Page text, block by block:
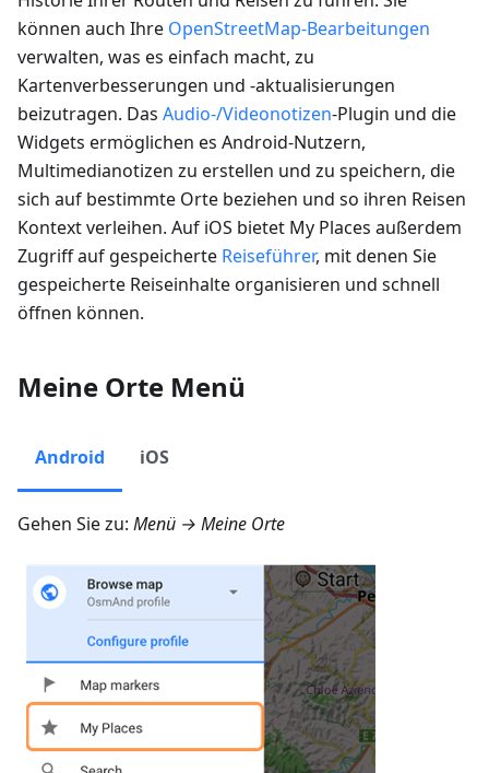
können auch Ihre OpenStreetMap-Bearbeitungen
verwalten, was es einfach macht, zu
Kartenverbesserungen und -aktualisierungen
beizutragen. Das Audio-/Videonotizen-Plugin und die
Widgets ermöglichen es Android-Nutzern,
Multimedianotizen zu erstellen und zu speichern, die
sich auf bestimmte Orte beziehen und so ihren Reisen
Kontext verleihen. Auf iOS bietet My Places außerdem
Zugriff auf gespeicherte Reiseführer, mit denen Sie
gespeicherte Reiseinhalte organisieren und schnell
öffnen können.
Meine Orte Menü
Android iOS
Gehen Sie zu: Menü → Meine Orte